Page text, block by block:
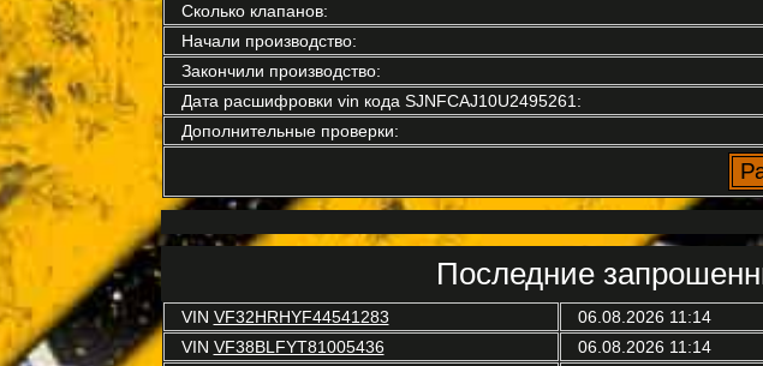
Сколько клапанов:
Начали производство:
Закончили производство:
Дата расшифровки vin кода SJNFCAJ10U2495261:
Дополнительные проверки:
Последние
VIN VF32HRHYF44541283 06.08.2026 11:14
VIN VF38BLFYT81005436 06.08.2026 11:14